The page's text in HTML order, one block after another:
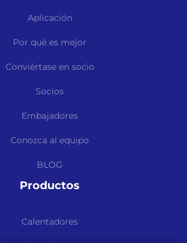
Aplicación
Por qué es mejor
Conviértase en socio
Socios
Embajadores
Conozca al equipo
BLOG
Productos
Calentadores